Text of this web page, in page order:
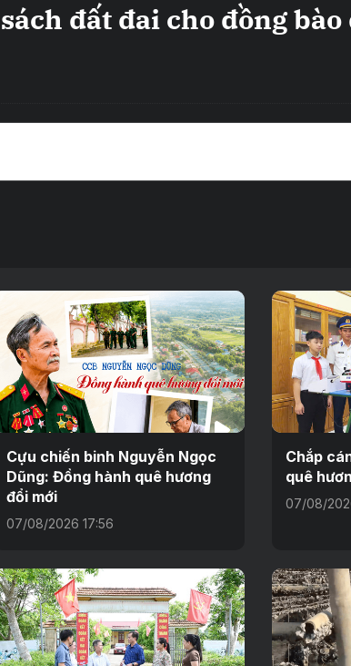
đất đai cho đồng bào
Cựu chiến binh Nguyễn Ngọc
Dũng: Đồng hành quê hương
đổi mới
07/08/2026 17:56
Chắp
quê
07/08/